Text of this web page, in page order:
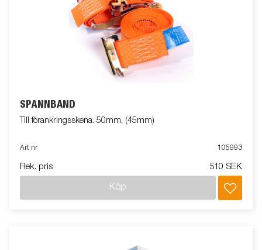
SPÄNNBAND
Till förankringsskena. 50mm, (45mm)
Art nr 105993
Rek. pris 510 SEK
Köp